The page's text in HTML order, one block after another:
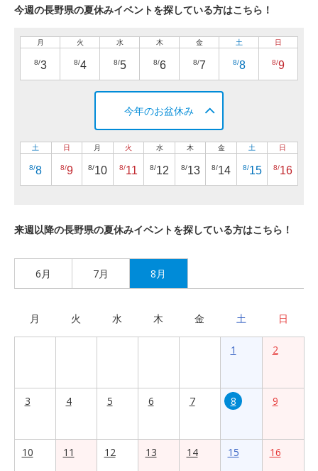
今週の長野県の夏休みイベントを探している方はこちら！
月
8/3
火
8/4
水
8/5
木
8/6
金
8/7
土
8/8
日
8/9
今年のお盆休み
土
8/8
日
8/9
月
8/10
火
8/11
水
8/12
木
8/13
金
8/14
土
8/15
日
8/16
来週以降の長野県の夏休みイベントを探している方はこちら！
6月 7月 8月
月 火 水 木 金 土 日
1 2
3 4 5 6 7 8 9
10
11
12
13
14
15
16